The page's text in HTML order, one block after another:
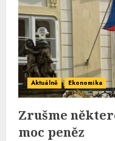
Aktuálně Ekonomika
Zrušme
moc peněz